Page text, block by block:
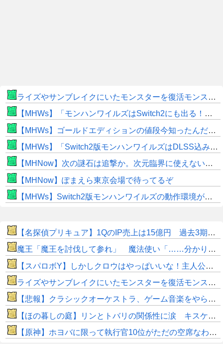
ライズやサンブレイクにいたモンスターを復活モンスターと呼ぶのはやめよう
【MHWs】「モンハンワイルズはSwitch2にも出る！」👈こいつにかけたい言葉ｗｗｗｗｗｗｗｗｗ
【MHWs】ゴールドエディションの値段今知ったんだけどやっっっっっっすwwwww
【MHWs】「Switch2版モンハンワイルズはDLSS込みで最大1440p動作」
【MHNow】次の謎石は追撃か。次元臨界に使えない時点で闘気活性以下のスキルだわ
【MHNow】ぽまえら東京会場で待ってるぞ
【MHWs】Switch2版モンハンワイルズの動作環境が判明！
【名探偵プリキュア】1QのIP売上は15億円 過去3期との比較と通期95億円計画を解説
魔王「魔王を討伐して参れ」 魔法使い「……分かりました」
【スパロボY】しかしクロウはやっぱいいな！主人公として魅力的すぎる…！
ライズやサンブレイクにいたモンスターを復活モンスターと呼ぶのはやめよう
【悲報】クラシックオーケストラ、ゲーム音楽をやらないとガラガラになり終わる・・・
【ほの暮しの庭】リンとトバリの関係性に涙 キスケの株も急上昇
【原神】ホヨバに限って執行官10位がただの空席なわけない！